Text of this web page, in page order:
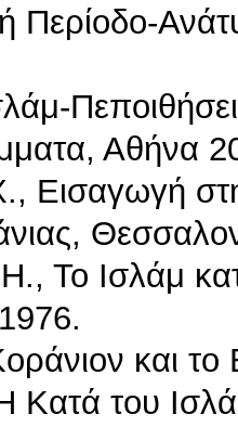
Περίοδο-
Αθήνα
Εισαγωγή
Το Ισλάμ
και το
του